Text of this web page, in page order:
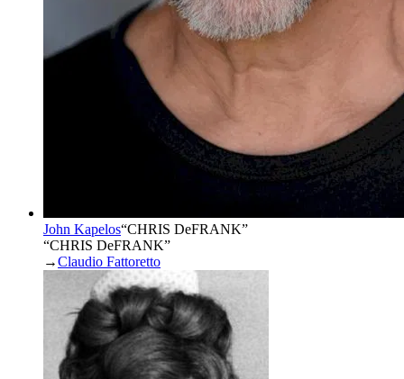
John Kapelos“CHRIS DeFRANK”
“CHRIS DeFRANK”
→Claudio Fattoretto